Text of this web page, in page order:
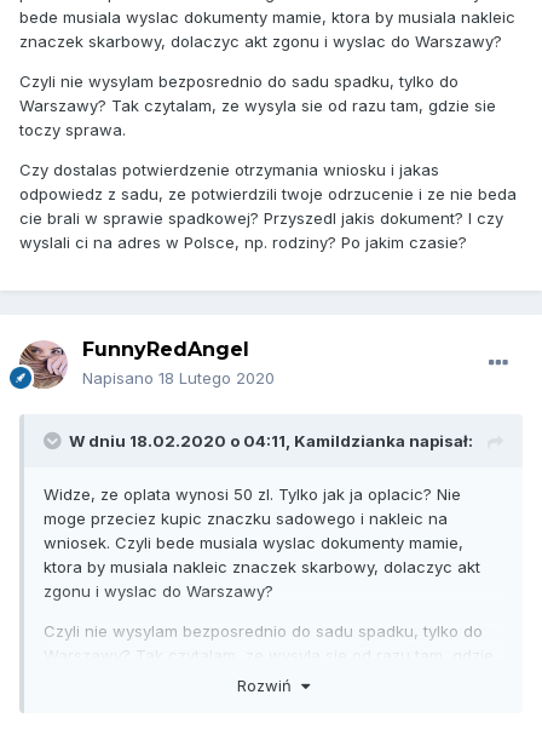
bede musiala wyslac dokumenty mamie, ktora by musiala nakleic
znaczek skarbowy, dolaczyc akt zgonu i wyslac do Warszawy?
Czyli nie wysylam bezposrednio do sadu spadku, tylko do
Warszawy? Tak czytalam, ze wysyla sie od razu tam, gdzie sie
toczy sprawa.
Czy dostalas potwierdzenie otrzymania wniosku i jakas
odpowiedz z sadu, ze potwierdzili twoje odrzucenie i ze nie beda
cie brali w sprawie spadkowej? Przyszedl jakis dokument? I czy
wyslali ci na adres w Polsce, np. rodziny? Po jakim czasie?
FunnyRedAngel
Napisano 18 Lutego 2020
W dniu 18.02.2020 o 04:11, Kamildzianka napisał:
Widze, ze oplata wynosi 50 zl. Tylko jak ja oplacic? Nie
moge przeciez kupic znaczku sadowego i nakleic na
wniosek. Czyli bede musiala wyslac dokumenty mamie,
ktora by musiala nakleic znaczek skarbowy, dolaczyc akt
zgonu i wyslac do Warszawy?
Czyli nie wysylam bezposrednio do sadu spadku, tylko do
Warszawy? Tak czytalam, ze wysyla sie od razu tam, gdzie
Rozwiń